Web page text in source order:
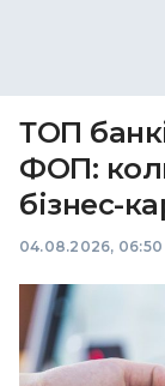
ТОП
ФОП:
бізнес-
04.08.2026, 06:50